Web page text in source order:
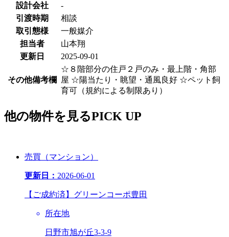
設計会社
-
引渡時期
相談
取引態様
一般媒介
担当者
山本翔
更新日
2025-09-01
その他備考欄
☆８階部分の住戸２戸のみ・最上階・角部
屋 ☆陽当たり・眺望・通風良好 ☆ペット飼
育可（規約による制限あり）
他の物件を見るPICK UP
売買（マンション）
更新日： 2026-06-01
【ご成約済】グリーンコーポ豊田
所在地
日野市旭が丘3-3-9